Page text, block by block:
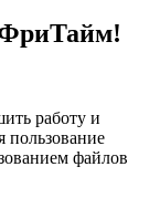
работу и
пользование
файлов